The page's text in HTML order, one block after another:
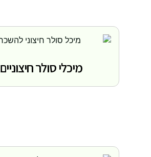
מיכלי סולר חיצוניים